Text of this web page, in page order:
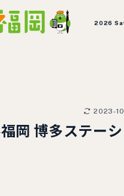
2026
2023-
岡 博多ステー